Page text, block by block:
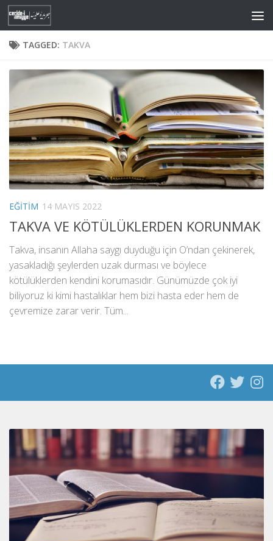
Skip to content
TAGGED: TAKVA
EĞITIM 14 MAYIS 2022
TAKVA VE KÖTÜLÜKLERDEN KORUNMAK
Takva, insanın Allaha saygı duyduğu için O’ndan çekinerek,
yasakladığı şeylerden uzak durması ve böylece
kötülüklerden kendini korumasıdır. Günümüzde çok iyi
biliyoruz ki kimi hastalıklar hem bizi hasta eder hem de
çevremize zarar verir. Tüm...